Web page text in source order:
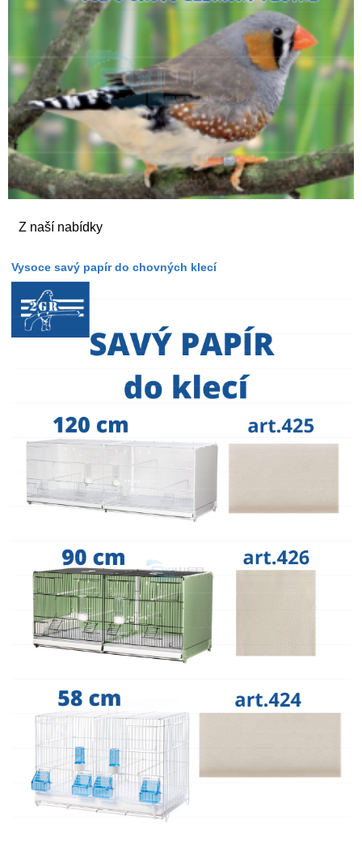
Z naší nabídky
Vysoce savý papír do chovných klecí